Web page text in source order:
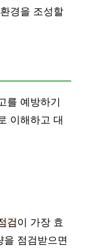
경을 조성할
를 예방하기
이해하고 대
검이 가장 효
을 점검받으면